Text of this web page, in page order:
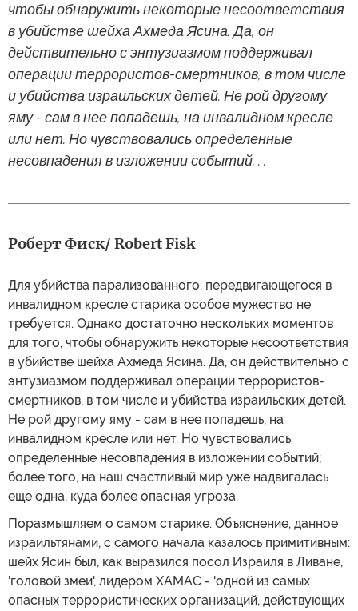
чтобы обнаружить некоторые несоответствия
в убийстве шейха Ахмеда Ясина. Да, он
действительно с энтузиазмом поддерживал
операции террористов-смертников, в том числе
и убийства израильских детей. Не рой другому
яму - сам в нее попадешь, на инвалидном кресле
или нет. Но чувствовались определенные
несовпадения в изложении событий. . .
Роберт Фиск/ Robert Fisk
Для убийства парализованного, передвигающегося в
инвалидном кресле старика особое мужество не
требуется. Однако достаточно нескольких моментов
для того, чтобы обнаружить некоторые несоответствия
в убийстве шейха Ахмеда Ясина. Да, он действительно с
энтузиазмом поддерживал операции террористов-
смертников, в том числе и убийства израильских детей.
Не рой другому яму - сам в нее попадешь, на
инвалидном кресле или нет. Но чувствовались
определенные несовпадения в изложении событий;
более того, на наш счастливый мир уже надвигалась
еще одна, куда более опасная угроза.
Поразмышляем о самом старике. Объяснение, данное
израильтянами, с самого начала казалось примитивным:
шейх Ясин был, как выразился посол Израиля в Ливане,
'головой змеи', лидером ХАМАС - 'одной из самых
опасных террористических организаций, действующих